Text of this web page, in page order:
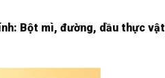
Bột mì, đường, dầu thực